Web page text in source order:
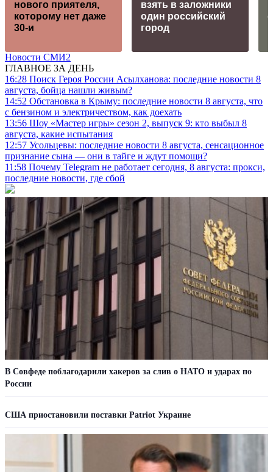
нового приятеля,
которому нет даже
30-и
взять в заложники
один российский
город
Новости СМИ2
ГЛАВНОЕ ЗА ДЕНЬ
16:28 Поиск Героя России Асылханова: последние новости 8
августа, бойца нашли живым?
14:52 Обстановка в Крыму: последние новости 8 августа, что
с бензином и электричеством, как доехать
13:56 Шоу «Мастер игры» сезон 2, выпуск 9: кто выбыл 8
августа, какие испытания
12:57 Усольцевы: последние новости 8 августа, сенсационное
признание сына — они в тайге и ждут помощи?
11:58 Почему Telegram не работает сегодня, 8 августа: прокси,
последние новости, где сбой
В Совфеде поблагодарили хакеров за слив о НАТО и ударах по
России
США приостановили поставки Patriot Украине